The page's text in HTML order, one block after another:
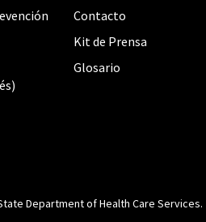
Contacto
Kit de Prensa
Glosario
Department of Health Care Services.